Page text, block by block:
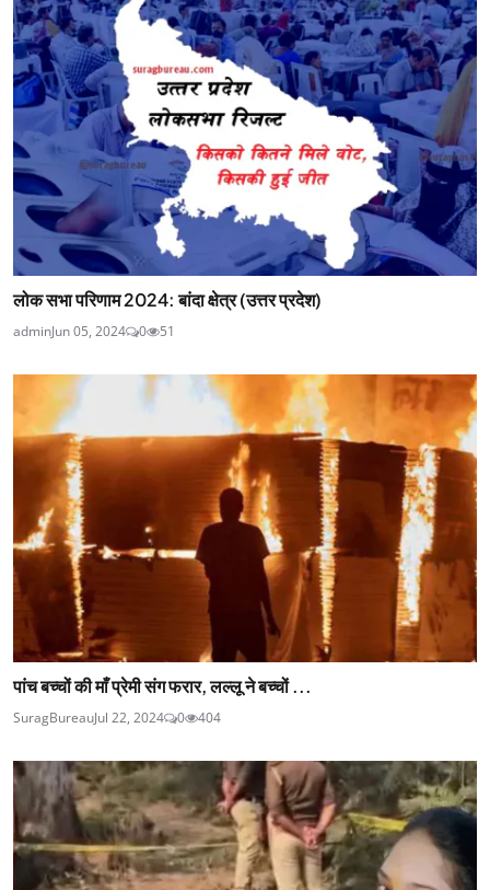
लोक सभा परिणाम 2024: बांदा क्षेत्र (उत्तर प्रदेश)
adminJun 05, 2024 0 51
पांच बच्चों की माँ प्रेमी संग फरार, लल्लू ने बच्चों ...
SuragBureauJul 22, 2024 0 404